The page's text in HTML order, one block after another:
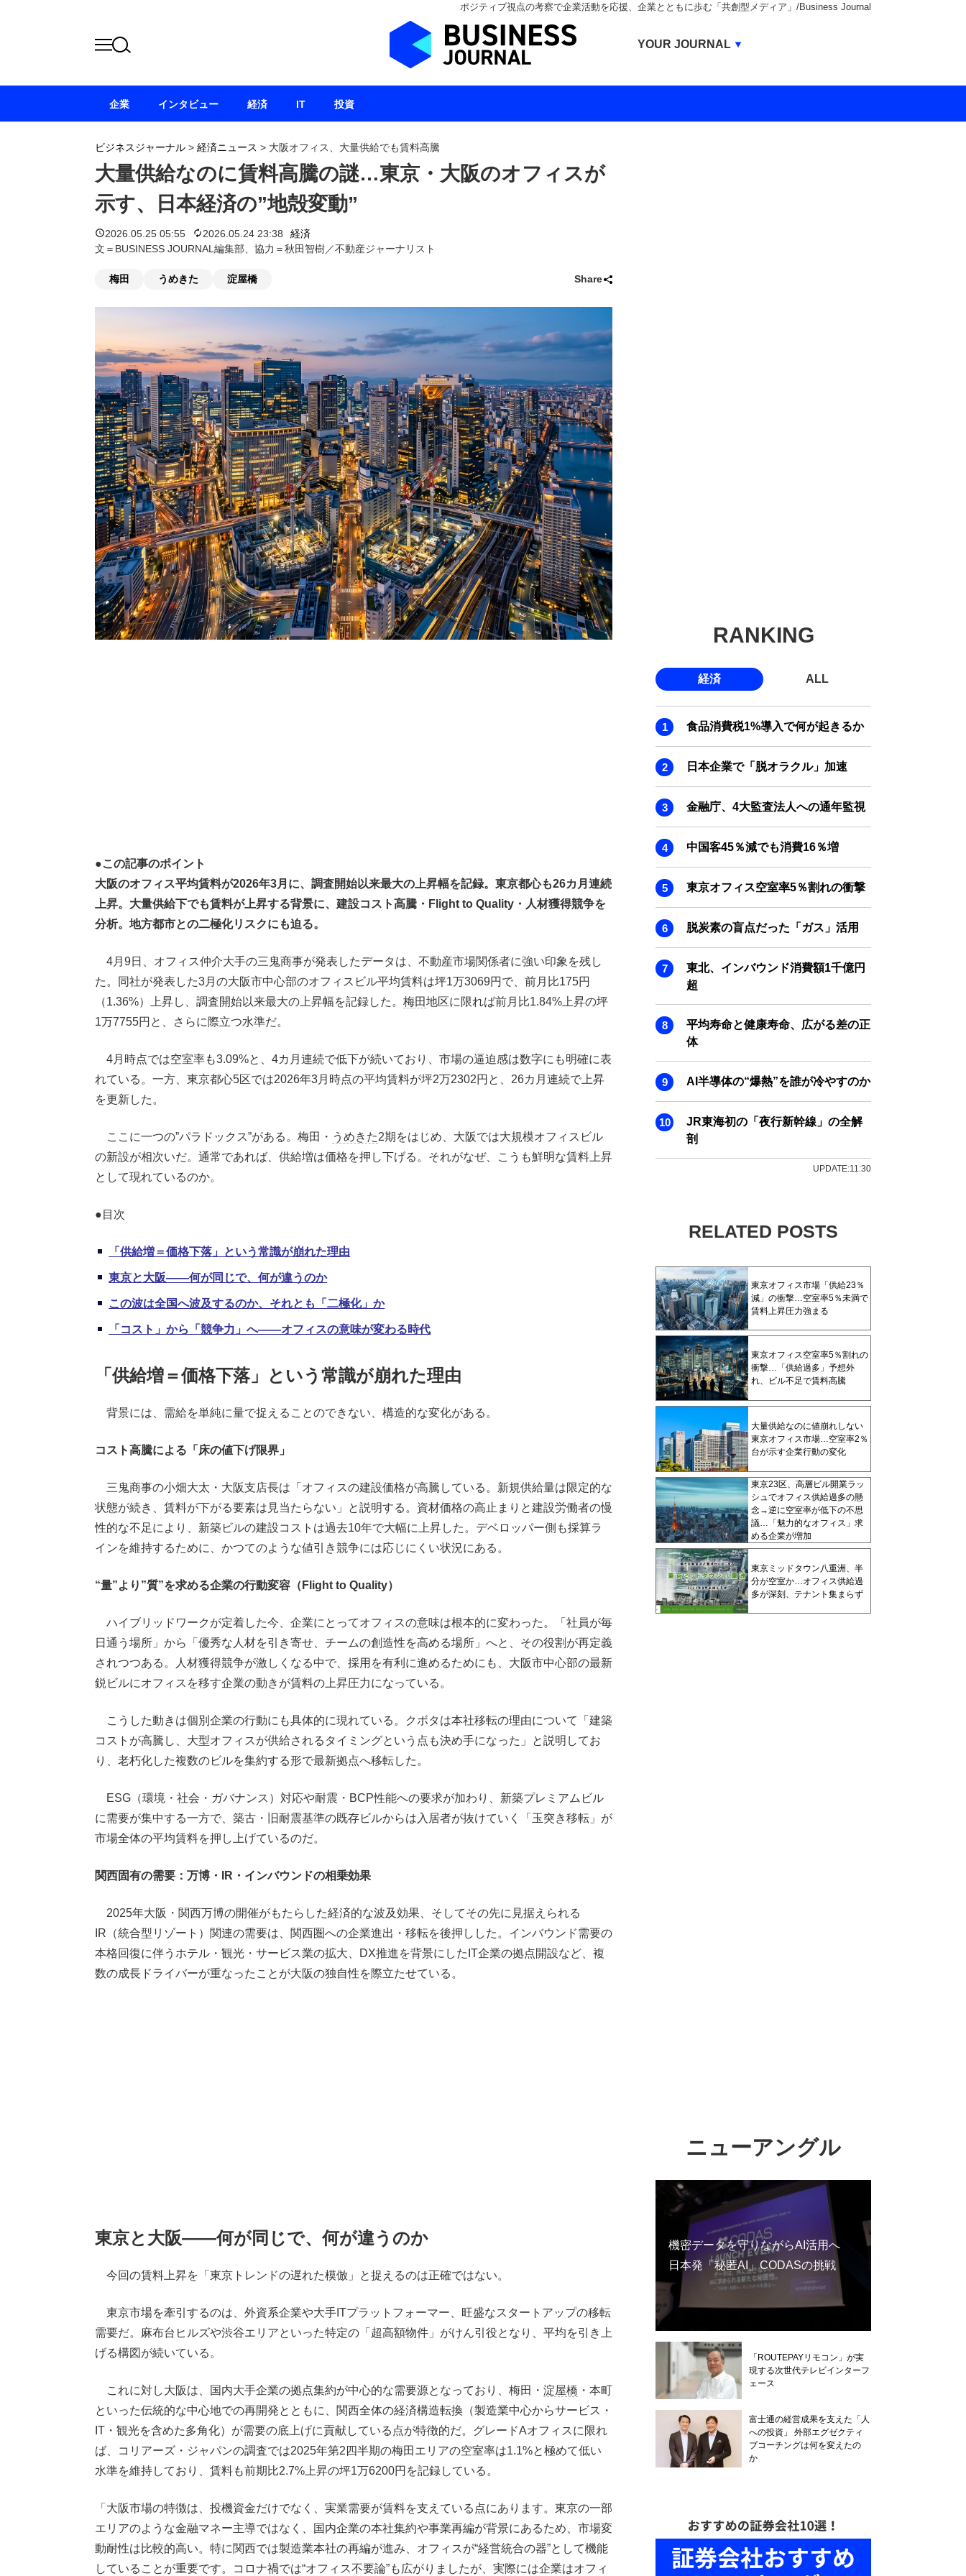
ポジティブ視点の考察で企業活動を応援、企業とともに歩む「共創型メディア」/Business Journal
ビジネスジャーナル > 経済ニュース > 大阪オフィス、大量供給でも賃料高騰
大量供給なのに賃料高騰の謎…東京・大阪のオフィスが
示す、日本経済の”地殻変動”
2026.05.25 05:55 2026.05.24 23:38
経済
文＝BUSINESS JOURNAL編集部、協力＝秋田智樹／不動産ジャーナリスト
梅田 うめきた 淀屋橋 Share
●この記事のポイント
大阪のオフィス平均賃料が2026年3月に、調査開始以来最大の上昇幅を記録。東京都心も26カ月連続
上昇。大量供給下でも賃料が上昇する背景に、建設コスト高騰・Flight to Quality・人材獲得競争を
分析。地方都市との二極化リスクにも迫る。
4月9日、オフィス仲介大手の三鬼商事が発表したデータは、不動産市場関係者に強い印象を残し
た。同社が発表した3月の大阪市中心部のオフィスビル平均賃料は坪1万3069円で、前月比175円
（1.36%）上昇し、調査開始以来最大の上昇幅を記録した。 梅田地区に限れば前月比1.84%上昇の坪
1万7755円と、さらに際立つ水準だ。
4月時点では空室率も3.09%と、4カ月連続で低下が続いており、市場の逼迫感は数字にも明確に表
れている。一方、東京都心5区では2026年3月時点の平均賃料が坪2万2302円と、26カ月連続で上昇
を更新した。
ここに一つの”パラドックス”がある。梅田・ うめきた2期をはじめ、大阪では大規模オフィスビル
の新設が相次いだ。通常であれば、供給増は価格を押し下げる。それがなぜ、こうも鮮明な賃料上昇
として現れているのか。
●目次
「供給増＝価格下落」という常識が崩れた理由
東京と大阪――何が同じで、何が違うのか
この波は全国へ波及するのか、それとも「二極化」か
「コスト」から「競争力」へ――オフィスの意味が変わる時代
「供給増＝価格下落」という常識が崩れた理由
背景には、需給を単純に量で捉えることのできない、構造的な変化がある。
コスト高騰による「床の値下げ限界」
三鬼商事の小畑大太・大阪支店長は「オフィスの建設価格が高騰している。新規供給量は限定的な
状態が続き、賃料が下がる要素は見当たらない」と説明する。資材価格の高止まりと建設労働者の慢
性的な不足により、新築ビルの建設コストは過去10年で大幅に上昇した。デベロッパー側も採算ラ
インを維持するために、かつてのような値引き競争には応じにくい状況にある。
“量”より”質”を求める企業の行動変容（Flight to Quality）
ハイブリッドワークが定着した今、企業にとってオフィスの意味は根本的に変わった。「社員が毎
日通う場所」から「優秀な人材を引き寄せ、チームの創造性を高める場所」へと、その役割が再定義
されつつある。人材獲得競争が激しくなる中で、採用を有利に進めるためにも、大阪市中心部の最新
鋭ビルにオフィスを移す企業の動きが賃料の上昇圧力になっている。
こうした動きは個別企業の行動にも具体的に現れている。クボタは本社移転の理由について「建築
コストが高騰し、大型オフィスが供給されるタイミングという点も決め手になった」と説明してお
り、老朽化した複数のビルを集約する形で最新拠点へ移転した。
ESG（環境・社会・ガバナンス）対応や耐震・BCP性能への要求が加わり、新築プレミアムビル
に需要が集中する一方で、築古・旧耐震基準の既存ビルからは入居者が抜けていく「玉突き移転」が
市場全体の平均賃料を押し上げているのだ。
関西固有の需要：万博・IR・インバウンドの相乗効果
2025年大阪・関西万博の開催がもたらした経済的な波及効果、そしてその先に見据えられる
IR（統合型リゾート）関連の需要は、関西圏への企業進出・移転を後押しした。インバウンド需要の
本格回復に伴うホテル・観光・サービス業の拡大、DX推進を背景にしたIT企業の拠点開設など、複
数の成長ドライバーが重なったことが大阪の独自性を際立たせている。
東京と大阪――何が同じで、何が違うのか
今回の賃料上昇を「東京トレンドの遅れた模倣」と捉えるのは正確ではない。
東京市場を牽引するのは、外資系企業や大手ITプラットフォーマー、旺盛なスタートアップの移転
需要だ。麻布台ヒルズや渋谷エリアといった特定の「超高額物件」がけん引役となり、平均を引き上
げる構図が続いている。
これに対し大阪は、国内大手企業の拠点集約が中心的な需要源となっており、梅田・ 淀屋橋 ・本町
といった伝統的な中心地での再開発とともに、関西全体の経済構造転換（製造業中心からサービス・
IT・観光を含めた多角化）が需要の底上げに貢献している点が特徴的だ。グレードAオフィスに限れ
ば、コリアーズ・ジャパンの調査では2025年第2四半期の梅田エリアの空室率は1.1%と極めて低い
水準を維持しており、賃料も前期比2.7%上昇の坪1万6200円を記録している。
「大阪市場の特徴は、投機資金だけでなく、実業需要が賃料を支えている点にあります。東京の一部
エリアのような金融マネー主導ではなく、国内企業の本社集約や事業再編が背景にあるため、市場変
動耐性は比較的高い。特に関西では製造業本社の再編が進み、オフィスが“経営統合の器”として機能
していることが重要です。コロナ禍では“オフィス不要論”も広がりましたが、実際には企業はオフィ
RANKING
経済 ALL
食品消費税1%導入で何が起きるか
日本企業で「脱オラクル」加速
金融庁、4大監査法人への通年監視
中国客45％減でも消費16％増
東京オフィス空室率5％割れの衝撃
脱炭素の盲点だった「ガス」活用
東北、インバウンド消費額1千億円
超
平均寿命と健康寿命、広がる差の正
体
AI半導体の“爆熱”を誰が冷やすのか
JR東海初の「夜行新幹線」の全解
剖
UPDATE:11:30
RELATED POSTS
東京オフィス市場「供給23％
減」の衝撃…空室率5％未満で
賃料上昇圧力強まる
東京オフィス空室率5％割れの
衝撃…「供給過多」予想外
れ、ビル不足で賃料高騰
大量供給なのに値崩れしない
東京オフィス市場…空室率2％
台が示す企業行動の変化
東京23区、高層ビル開業ラッ
シュでオフィス供給過多の懸
念→逆に空室率が低下の不思
議…「魅力的なオフィス」求
める企業が増加
東京ミッドタウン八重洲、半
分が空室か…オフィス供給過
多が深刻、テナント集まらず
ニューアングル
機密データを守りながらAI活用へ
日本発「秘匿AI」CODASの挑戦
「ROUTEPAYリモコン」が実
現する次世代テレビインターフ
ェース
富士通の経営成果を支えた「人
への投資」 外部エグゼクティ
ブコーチングは何を変えたの
か
企業 インタビュー 経済 IT 投資
YOUR JOURNAL
BUSINESS JOURNAL